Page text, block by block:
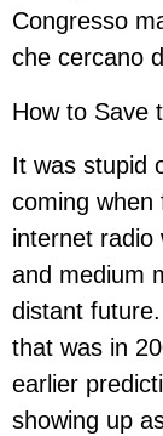
Congresso
che cercano
How to Save
It was stupid
coming when
internet radio
and medium
distant
that was in
earlier
showing up